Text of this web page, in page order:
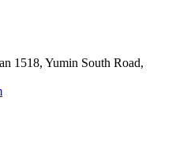
1518, Yumin South Road,